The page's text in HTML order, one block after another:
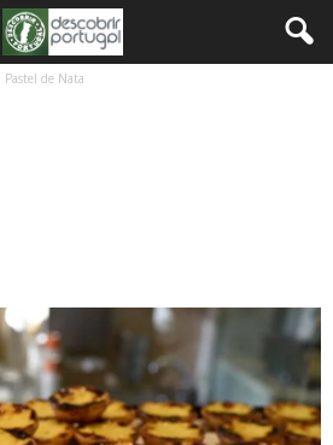
Pastel de Nata